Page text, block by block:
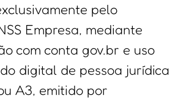
pelo
Empresa, mediante
com conta gov.br e uso
digital de pessoa jurídica
A3, emitido por